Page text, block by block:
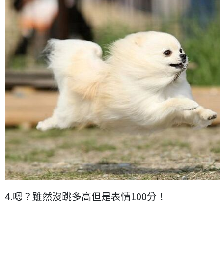
4.嗯？雖然沒跳多高但是表情100分！